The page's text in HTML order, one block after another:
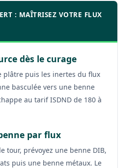
: MAÎTRISEZ VOTRE FLUX
dès le curage
plâtre puis les inertes du flux
basculée vers une benne
au tarif ISDND de 180 à
par flux
tour, prévoyez une benne DIB,
puis une benne métaux. Le